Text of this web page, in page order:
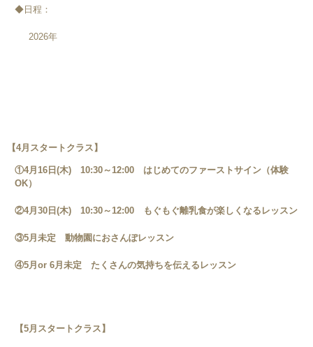
◆日程：
2026年
【4月スタートクラス】
①4月16日(木) 10:30～12:00 はじめてのファーストサイン（体験
OK）
②4月30日(木) 10:30～12:00 もぐもぐ離乳食が楽しくなるレッスン
③5月未定 動物園におさんぽレッスン
④5月or 6月未定 たくさんの気持ちを伝えるレッスン
【5月スタートクラス】